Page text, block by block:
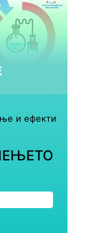
и ефекти